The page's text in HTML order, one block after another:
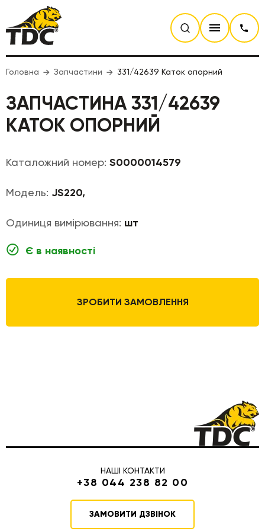
Головна Запчастини 331/42639 Каток опорний
ЗАПЧАСТИНА 331/42639
КАТОК ОПОРНИЙ
Каталожний номер: S0000014579
Модель: JS220,
Одиниця вимірювання: шт
Є в наявності
ЗРОБИТИ ЗАМОВЛЕННЯ
НАШІ КОНТАКТИ
+38 044 238 82 00
ЗАМОВИТИ ДЗВІНОК